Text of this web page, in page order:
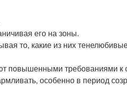
его на зоны.
то, какие из них
повышенными требованиями к
особенно в период